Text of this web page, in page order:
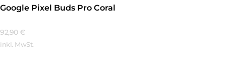
Google Pixel Buds Pro Coral
92,90 €
inkl. MwSt.